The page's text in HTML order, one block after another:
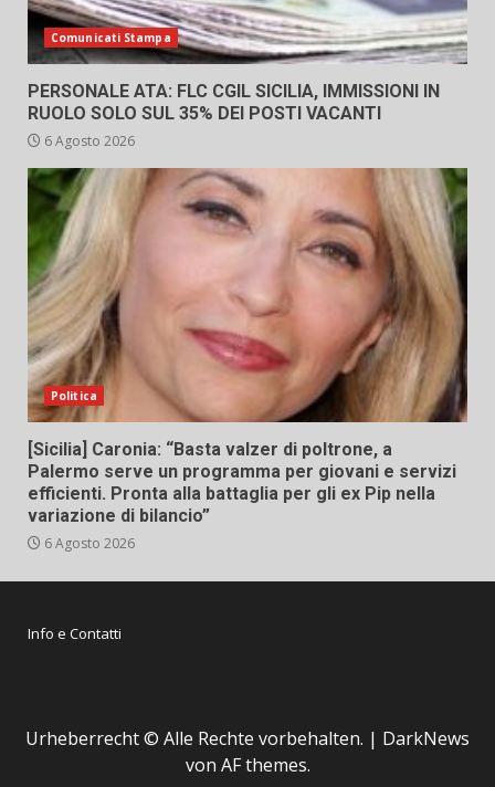
Comunicati Stampa
PERSONALE ATA: FLC CGIL SICILIA, IMMISSIONI IN
RUOLO SOLO SUL 35% DEI POSTI VACANTI
6 Agosto 2026
Politica
[Sicilia] Caronia: “Basta valzer di poltrone, a
Palermo serve un programma per giovani e servizi
efficienti. Pronta alla battaglia per gli ex Pip nella
variazione di bilancio”
6 Agosto 2026
Info e Contatti
Urheberrecht © Alle Rechte vorbehalten. | DarkNews
von AF themes.